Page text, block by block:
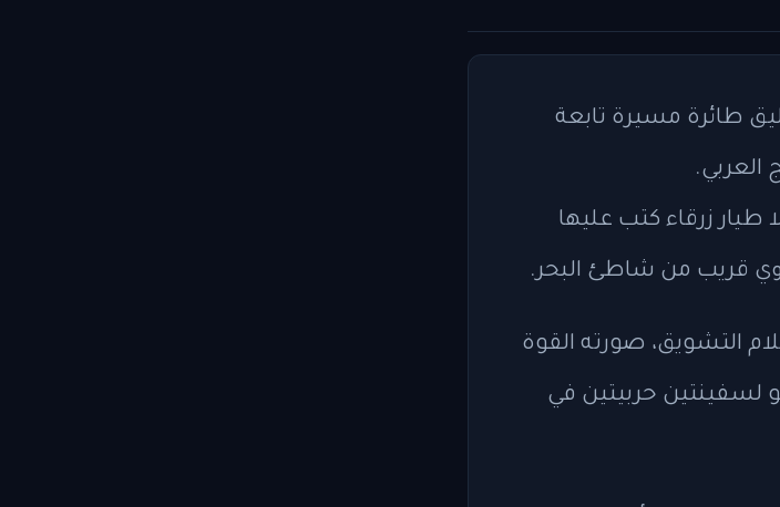
طائرة مسيرة تابعة
العربي.
طيار زرقاء كتب عليها
التشويق، صورته القوة
لسفينتين حربيتين في